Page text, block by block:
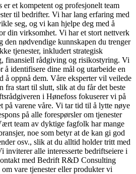
et kompetent og profesjonelt team
til bedrifter. Vi har lang erfaring med
seg, og vi kan hjelpe deg med å
din virksomhet. Vi har et stort nettverk
den nødvendige kunnskapen du trenger
tjenester, inkludert strategisk
finansiell rådgiving og risikostyring. Vi
å identifisere dine mål og utarbeide en
å oppnå dem. Våre eksperter vil veilede
fra start til slutt, slik at du får det beste
i Hønefoss fokuserer vi på
på varene våre. Vi tar tid til å lytte nøye
på alle forespørsler om tjenester
team av dyktige fagfolk har mange
noe som betyr at de kan gi god
osv., slik at du alltid holder tritt med
inviterer alle interesserte bedriftseiere i
med Bedrift R&D Consulting
vare tjenester eller produkter vi